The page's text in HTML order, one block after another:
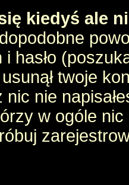
kiedyś ale
i hasło
twoje
nic nie
w ogóle